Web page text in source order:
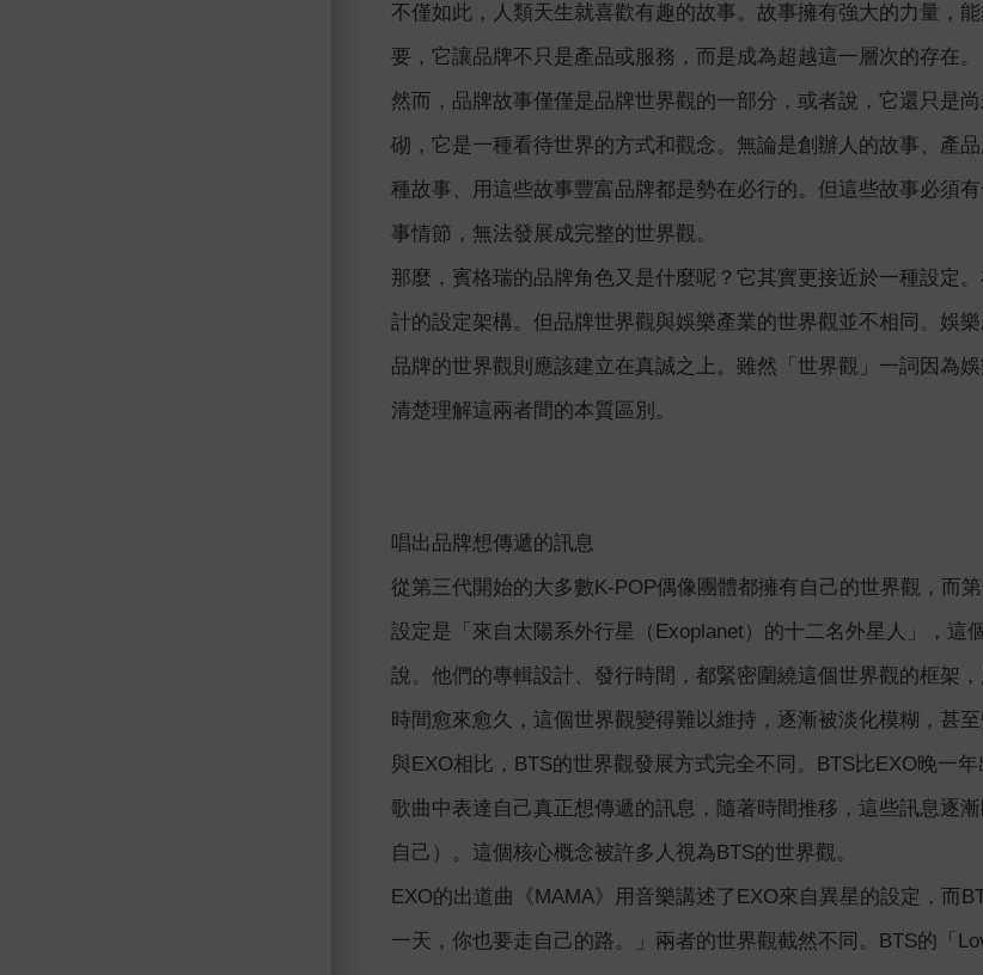
不僅如此，人類天生就喜歡有趣的故事。故事擁有強大的力量，
要，它讓品牌不只是產品或服務，而是成為超越這一層次的存在。
然而，品牌故事僅僅是品牌世界觀的一部分，或者說，它還只是
砌，它是一種看待世界的方式和觀念。無論是創辦人的故事、產
種故事、用這些故事豐富品牌都是勢在必行的。但這些故事必須
事情節，無法發展成完整的世界觀。
那麼，賓格瑞的品牌角色又是什麼呢？它其實更接近於一種設定
計的設定架構。但品牌世界觀與娛樂產業的世界觀並不相同。娛
品牌的世界觀則應該建立在真誠之上。雖然「世界觀」一詞因為
清楚理解這兩者間的本質區別。
唱出品牌想傳遞的訊息
從第三代開始的大多數K-POP偶像團體都擁有自己的世界觀，而
設定是「來自太陽系外行星（Exoplanet）的十二名外星人」，
說。他們的專輯設計、發行時間，都緊密圍繞這個世界觀的框架
時間愈來愈久，這個世界觀變得難以維持，逐漸被淡化模糊，甚至
與EXO相比，BTS的世界觀發展方式完全不同。BTS比EXO晚一
歌曲中表達自己真正想傳遞的訊息，隨著時間推移，這些訊息逐
自己）。這個核心概念被許多人視為BTS的世界觀。
EXO的出道曲《MAMA》用音樂講述了EXO來自異星的設定，而
一天，你也要走自己的路。」兩者的世界觀截然不同。BTS的「